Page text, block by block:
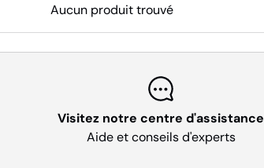
Aucun produit trouvé
Visitez notre centre d'assistance
Aide et conseils d'experts